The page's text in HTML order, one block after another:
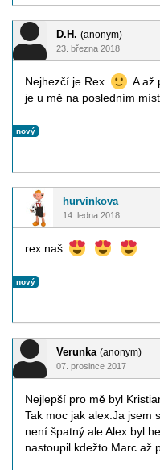
D.H. (anonym)
23. března 2018
Nejhezčí je Rex
A až
je u mě na posledním
nový
hurvinkova
14. ledna 2018
rex naš
nový
Verunka (anonym)
07. prosince 2017
Nejlepší pro mě byl
Tak moc jak alex.Ja jsem
není špatný ale Alex byl
nastoupil kdežto Marc až